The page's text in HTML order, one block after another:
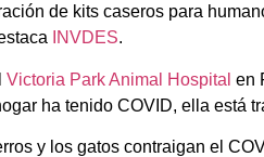
de kits caseros para
INVDES.
Victoria Park Animal Hospital en
ha tenido COVID, ella está
y los gatos contraigan el